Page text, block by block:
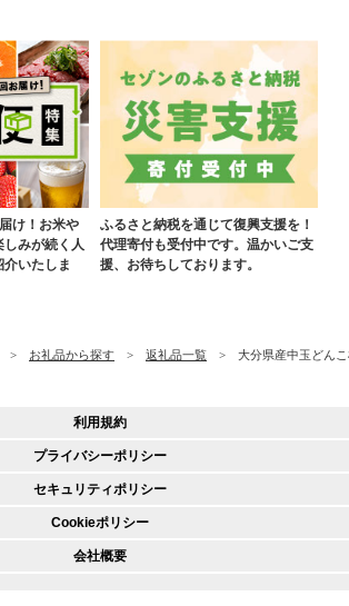
け！お米や
しみが続く人
いたしま
ふるさと納税を通じて復興支援を！
代理寄付も受付中です。温かいご支
援、お待ちしております。
お礼品から探す 返礼品一覧 大分県産中玉どん
利用規約
プライバシーポリシー
セキュリティポリシー
Cookieポリシー
会社概要